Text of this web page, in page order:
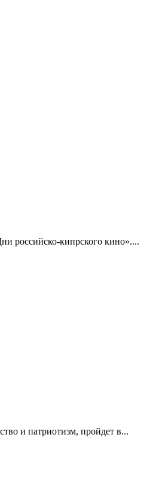
российско-кипрского кино»....
и патриотизм, пройдет в...